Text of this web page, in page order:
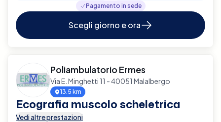
Pagamento in sede
Scegli giorno e ora
Poliambulatorio Ermes
Via E. Minghetti 11 - 40051 Malalbergo
13.5 km
Ecografia muscolo scheletrica
Vedi altre prestazioni